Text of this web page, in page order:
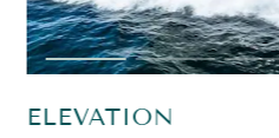
ELEVATION